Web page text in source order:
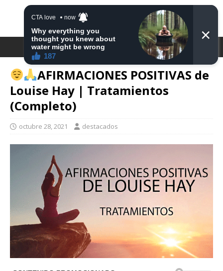
DESTACA2
AFIRMACIONES POSITIVAS de
Louise Hay | Tratamientos
(Completo)
octubre 28, 2021 destacados